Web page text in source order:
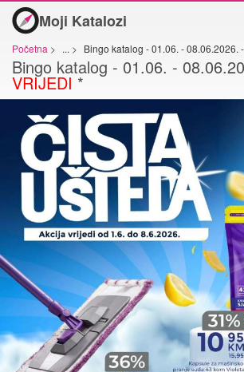
Moji Katalozi
Početna > ... > Bingo katalog - 01.06. - 08.06.2026.
Bingo katalog - 01.06. -
VRIJEDI *